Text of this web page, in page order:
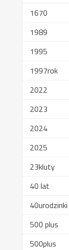
1670
1989
1995
1997rok
2022
2023
2024
2025
23kluty
40 lat
40urodzinki
500 plus
500plus